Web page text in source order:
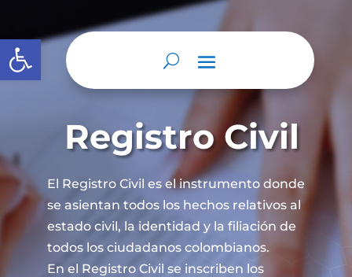
Abrir barra de herramientas
Registro Civil
El Registro Civil es el instrumento donde
se asientan todos los hechos relativos al
estado civil, la identidad y la filiación de
todos los ciudadanos colombianos.
En el Registro Civil se inscriben los